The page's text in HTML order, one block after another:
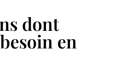
dont
en